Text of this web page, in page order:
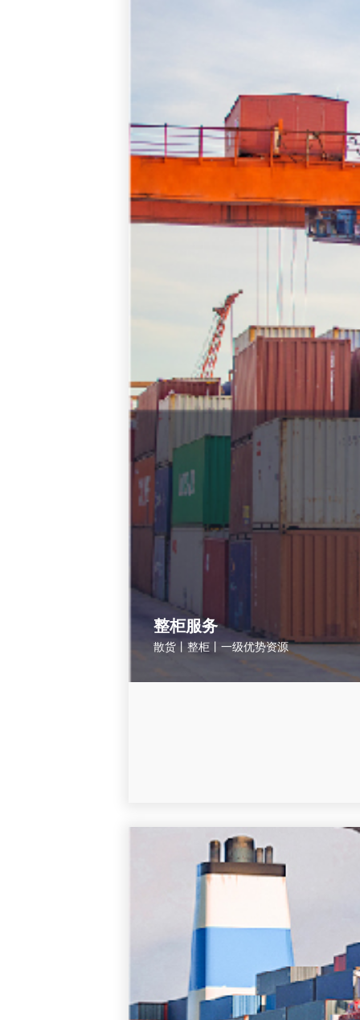
整柜服务
散货丨整柜丨一级优势资源